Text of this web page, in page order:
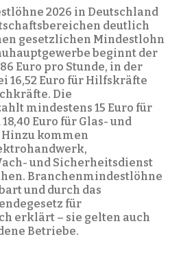
2026 in Deutschland
deutlich
gesetzlichen Mindestlohn
beginnt der
Euro pro Stunde, in der
16,52 Euro für Hilfskräfte
Die
mindestens 15 Euro für
Euro für Glas- und
kommen
und Sicherheitsdienst
Branchenmindestlöhne
und durch das
für
erklärt – sie gelten auch
Betriebe.